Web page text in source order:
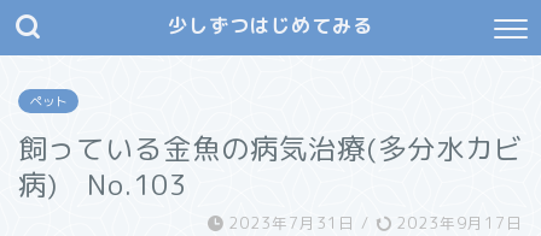
少しずつはじめてみる
ペット
飼っている金魚の病気治療(多分水カビ
病) No.103
2023年7月31日 / 2023年9月17日